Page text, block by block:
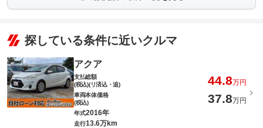
探している条件に近いクルマ
アクア
支払総額
(税込)(リ済込・追)
44.8万円
車両本体価格
(税込)
37.8万円
年式2016年
走行13.6万km